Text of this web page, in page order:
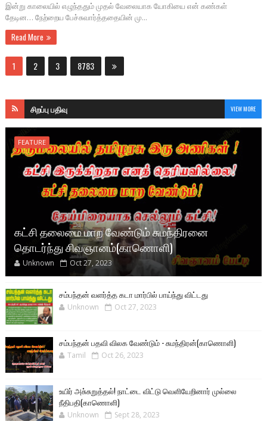
இன்று காலையில் எழுந்ததும் முதல் வேலையாக யோகியை என் கண்கள்
தேடின… நேற்றைய பேச்சுவார்த்ததையின் மு...
Read More
1 2 3 8783
சிறப்பு பதிவு VIEW MORE
FEATURE
கட்சி தலைமை மாற வேண்டும் சுமந்திரனை
தொடர்ந்து சிவஞானம்(காணொளி)
Unknown Oct 27, 2023
சம்பந்தன் வளர்த்த கடா மார்பில் பாய்ந்து விட்டது
Unknown Oct 27, 2023
சம்பந்தன் பதவி விலக வேண்டும் - சுமந்திரன்(காணொளி)
Tamil Oct 26, 2023
உயிர் அசு்சுறுத்தல்! நாட்டை விட்டு வெளியேறினார் முல்லை
நீதிபதி(காணொளி)
Unknown Sept 28, 2023